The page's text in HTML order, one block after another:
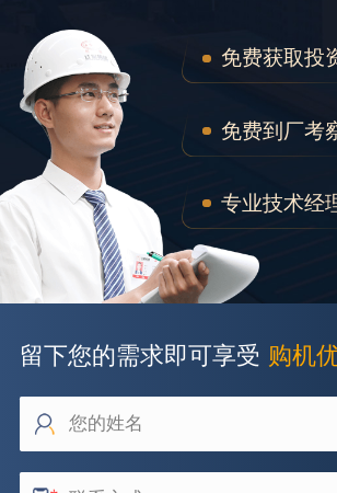
免费获取投
免费到厂考
专业技术经
留下您的需求即可享受 购机